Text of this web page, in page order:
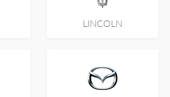
LINCOLN